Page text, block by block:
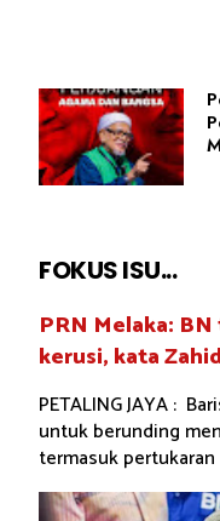
FOKUS ISU...
PRN Melaka:
kerusi, kata Zahid
PETALING JAYA :
untuk berunding
termasuk pertukaran